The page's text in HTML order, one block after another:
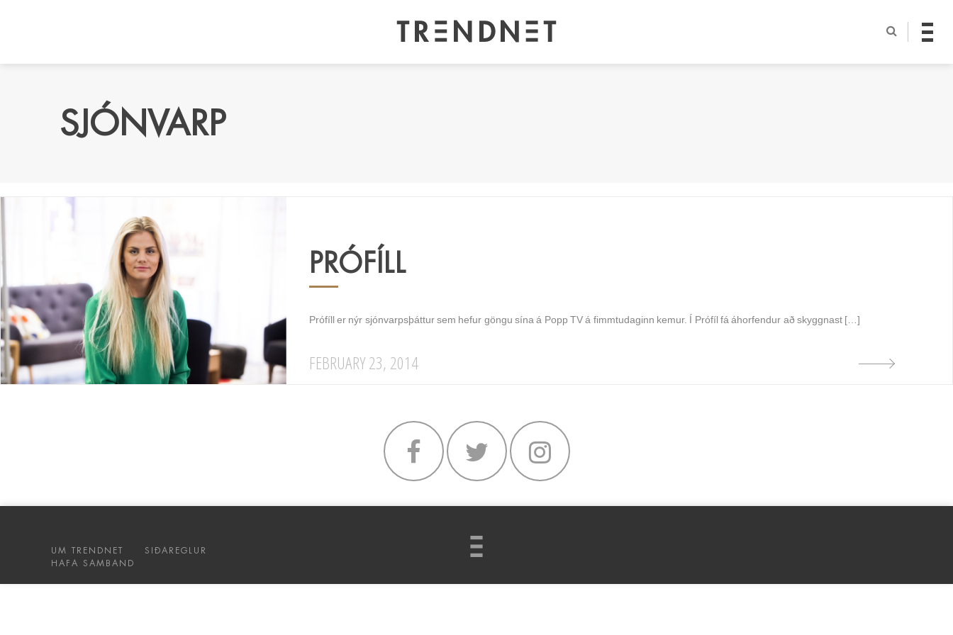
SJÓNVARP
PRÓFÍLL
Prófíll er nýr sjónvarpsþáttur sem hefur göngu sína á Popp TV á fimmtudaginn kemur. Í Prófíl fá áhorfendur að skyggnast […]
FEBRUARY 23, 2014
UM TRENDNET
SIÐAREGLUR
HAFA SAMBAND